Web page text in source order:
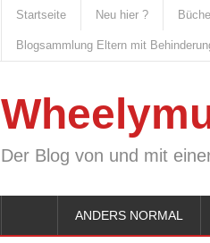
Startseite Neu hier ?
Blogsammlung Eltern mit
Der Blog von und mit
ANDERS NORMAL